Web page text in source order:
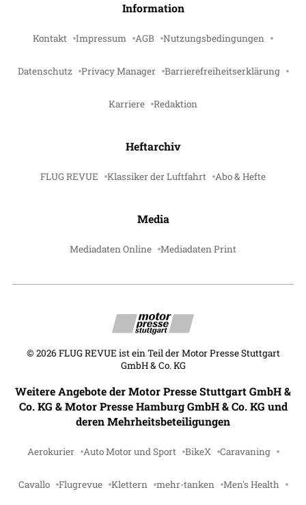
Information
Kontakt Impressum AGB Nutzungsbedingungen
Datenschutz Privacy Manager Barrierefreiheitserklärung
Karriere Redaktion
Heftarchiv
FLUG REVUE Klassiker der Luftfahrt Abo & Hefte
Media
Mediadaten Online Mediadaten Print
© 2026 FLUG REVUE ist ein Teil der Motor Presse Stuttgart
GmbH & Co. KG
Weitere Angebote der Motor Presse Stuttgart GmbH &
Co. KG & Motor Presse Hamburg GmbH & Co. KG und
deren Mehrheitsbeteiligungen
Aerokurier Auto Motor und Sport BikeX Caravaning
Cavallo Flugrevue Klettern mehr-tanken Men's Health